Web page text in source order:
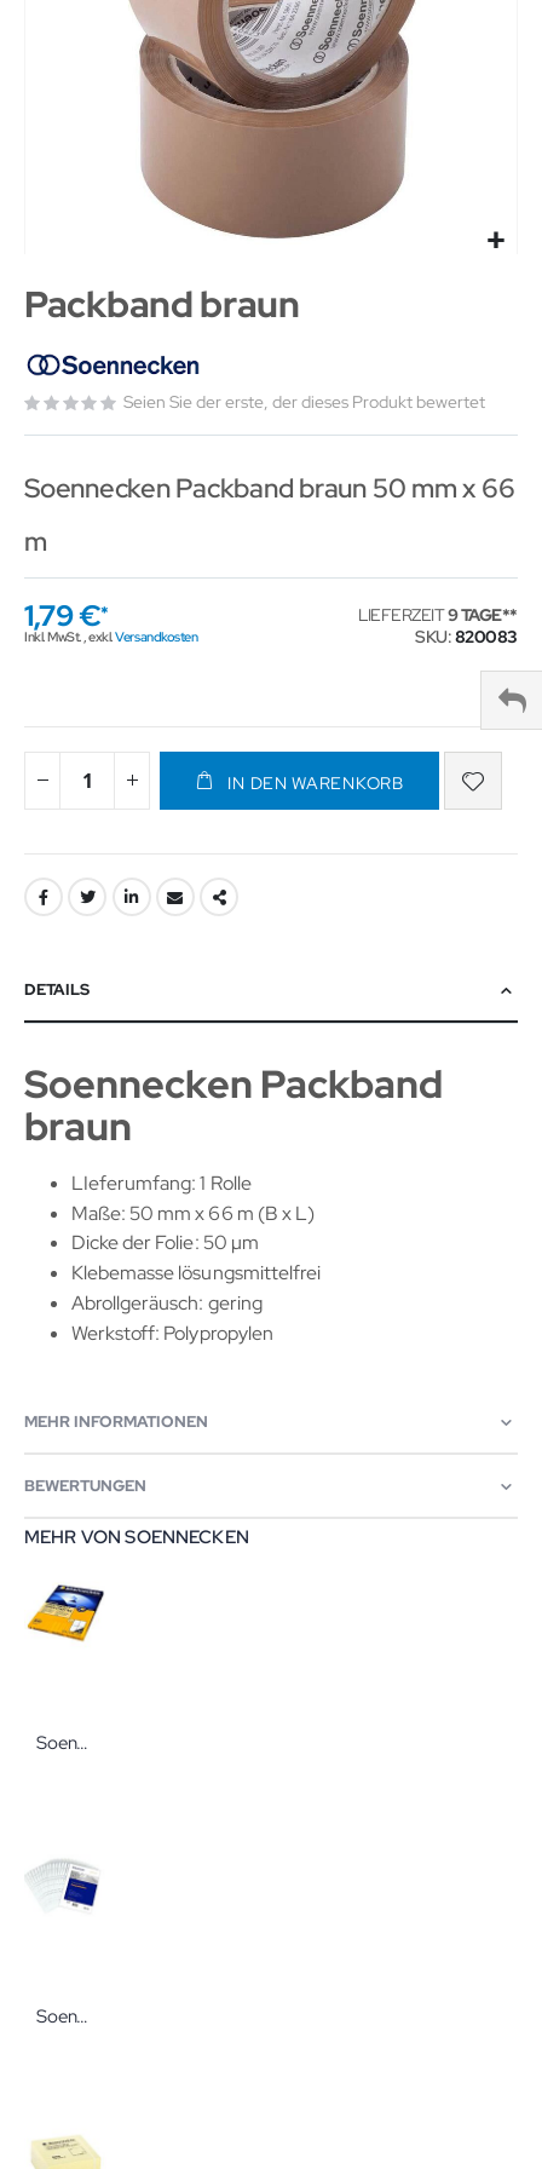
Packband braun
Seien Sie der erste, der dieses Produkt bewertet
Soennecken Packband braun 50 mm x 66
m
1,79 €
Inkl. MwSt.,exkl.Versandkosten
LIEFERZEIT9 TAGE
SKU 820083
IN DEN WARENKORB
DETAILS
Soennecken Packband
braun
LIeferumfang: 1 Rolle
Maße: 50 mm x 66 m (B x L)
Dicke der Folie: 50 µm
Klebemasse lösungsmittelfrei
Abrollgeräusch: gering
Werkstoff: Polypropylen
MEHR INFORMATIONEN
BEWERTUNGEN
MEHR VON SOENNECKEN
Soennecken Universal-Etiketten 105x148 mm 400 Stück Mehrzwecketikettenblätter von Soennecken
Soennecken Prospekthüllen DIN A5 100 Stück Klarsichtfolien von Soennecken